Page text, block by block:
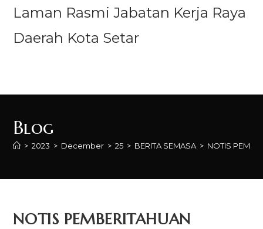
Laman Rasmi Jabatan Kerja Raya
Daerah Kota Setar
Blog
> 2023 > December > 25 > BERITA SEMASA > NOTIS
NOTIS PEMBERITAHUAN